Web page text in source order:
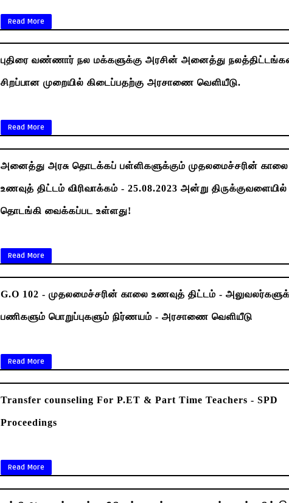
Read More
புதிரை வண்ணார் நல மக்களுக்கு அரசின் அனைத்து
சிறப்பான முறையில் கிடைப்பதற்கு அரசாணை வெளியீடு.
Read More
அனைத்து அரசு தொடக்கப் பள்ளிகளுக்கும் முதலமைச்சரின் காலை
உணவுத் திட்டம் விரிவாக்கம் - 25.08.2023 அன்று திருக்குவளையில்
தொடங்கி வைக்கப்பட உள்ளது!
Read More
G.O 102 - முதலமைச்சரின் காலை உணவுத் திட்டம் -
பணிகளும் பொறுப்புகளும் நிர்ணயம் - அரசாணை வெளியீடு
Read More
Transfer counseling For P.ET & Part Time Teachers - SPD
Proceedings
Read More